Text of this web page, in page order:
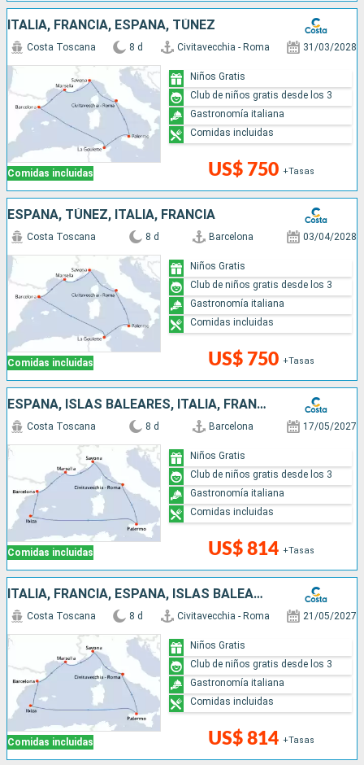
ITALIA, FRANCIA, ESPAÑA, TÚNEZ
Comidas incluidas
Costa Toscana 8 d Civitavecchia - Roma 31/03/2028
US$ 750 +Tasas
Niños Gratis
Club de niños gratis desde los 3
Gastronomía italiana
Comidas incluidas
ESPAÑA, TÚNEZ, ITALIA, FRANCIA
Comidas incluidas
Costa Toscana 8 d Barcelona 03/04/2028
US$ 750 +Tasas
Niños Gratis
Club de niños gratis desde los 3
Gastronomía italiana
Comidas incluidas
ESPAÑA, ISLAS BALEARES, ITALIA, FRANCIA
Comidas incluidas
Costa Toscana 8 d Barcelona 17/05/2027
US$ 814 +Tasas
Niños Gratis
Club de niños gratis desde los 3
Gastronomía italiana
Comidas incluidas
ITALIA, FRANCIA, ESPAÑA, ISLAS BALEARES
Comidas incluidas
Costa Toscana 8 d Civitavecchia - Roma 21/05/2027
US$ 814 +Tasas
Niños Gratis
Club de niños gratis desde los 3
Gastronomía italiana
Comidas incluidas